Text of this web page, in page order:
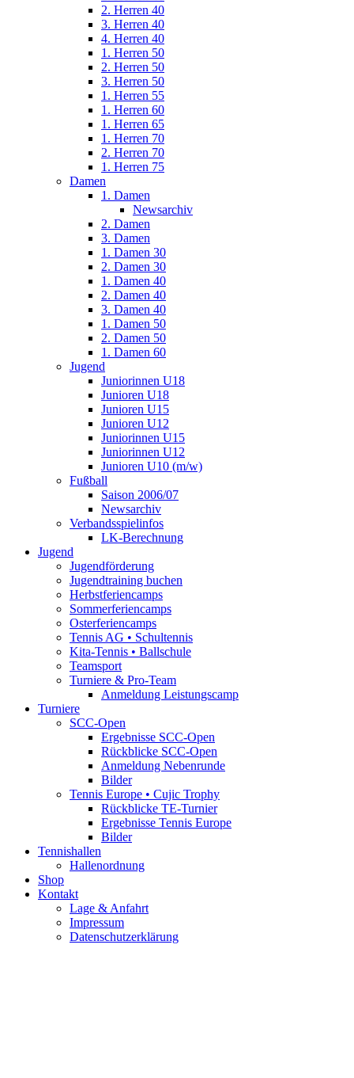
2. Herren 40
3. Herren 40
4. Herren 40
1. Herren 50
2. Herren 50
3. Herren 50
1. Herren 55
1. Herren 60
1. Herren 65
1. Herren 70
2. Herren 70
1. Herren 75
Damen
1. Damen
Newsarchiv
2. Damen
3. Damen
1. Damen 30
2. Damen 30
1. Damen 40
2. Damen 40
3. Damen 40
1. Damen 50
2. Damen 50
1. Damen 60
Jugend
Juniorinnen U18
Junioren U18
Junioren U15
Junioren U12
Juniorinnen U15
Juniorinnen U12
Junioren U10 (m/w)
Fußball
Saison 2006/07
Newsarchiv
Verbandsspielinfos
LK-Berechnung
Jugend
Jugendförderung
Jugendtraining buchen
Herbstferiencamps
Sommerferiencamps
Osterferiencamps
Tennis AG • Schultennis
Kita-Tennis • Ballschule
Teamsport
Turniere & Pro-Team
Anmeldung Leistungscamp
Turniere
SCC-Open
Ergebnisse SCC-Open
Rückblicke SCC-Open
Anmeldung Nebenrunde
Bilder
Tennis Europe • Cujic Trophy
Rückblicke TE-Turnier
Ergebnisse Tennis Europe
Bilder
Tennishallen
Hallenordnung
Shop
Kontakt
Lage & Anfahrt
Impressum
Datenschutzerklärung